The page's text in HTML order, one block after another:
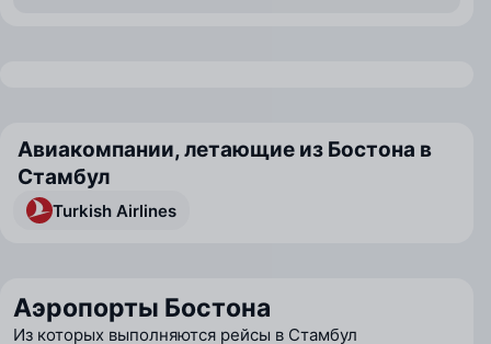
Авиакомпании, летающие из Бостона в
Стамбул
Turkish Airlines
Аэропорты Бостона
Из которых выполняются рейсы в Стамбул